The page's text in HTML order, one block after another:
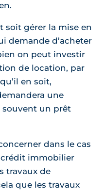
soit gérer la mise en
demande d’acheter
on peut investir
de location, par
en soit,
une
souvent un prêt
dans le cas
crédit immobilier
travaux de
que les travaux